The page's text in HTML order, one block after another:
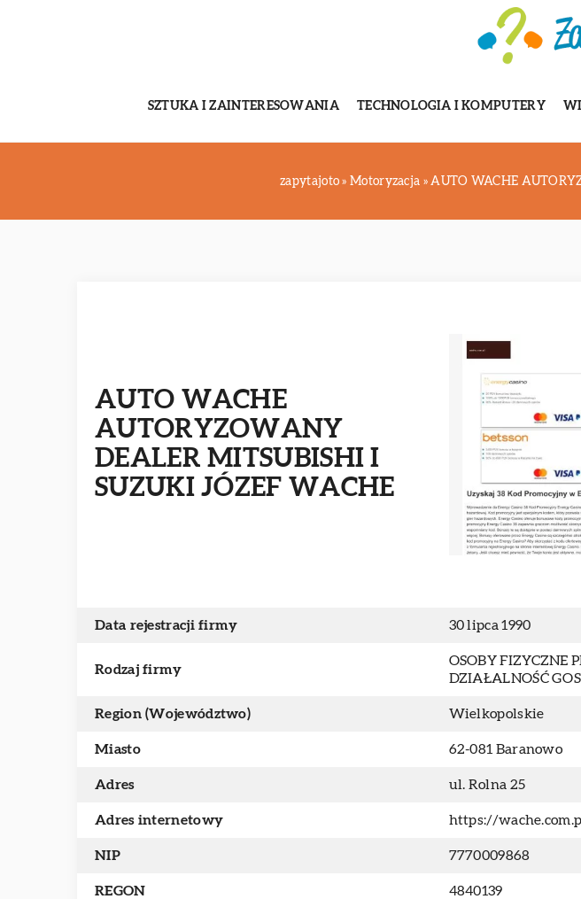
SZTUKA I ZAINTERESOWANIA TECHNOLOGIA I KOMPUTERY
zapytajoto »Motoryzacja »AUTO WACHE
AUTO WACHE
AUTORYZOWANY
DEALER MITSUBISHI I
SUZUKI JÓZEF WACHE
Data rejestracji firmy 30 lipca 1990
Rodzaj firmy
OSOBY FIZYCZNE
DZIAŁALNOŚĆ
Region (Województwo) Wielkopolskie
Miasto 62-081 Baranowo
Adres ul. Rolna 25
Adres internetowy https://
NIP 7770009868
REGON 4840139